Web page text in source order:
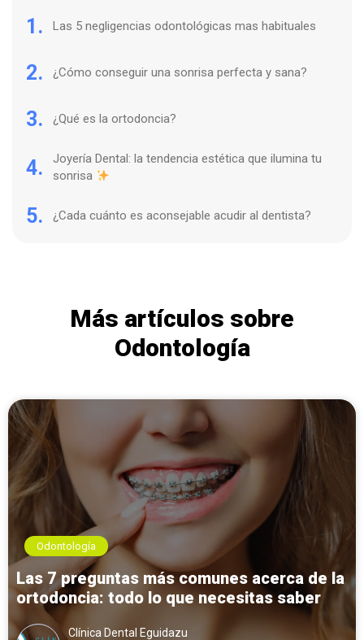
1. Las 5 negligencias odontológicas mas habituales
2. ¿Cómo conseguir una sonrisa perfecta y sana?
3. ¿Qué es la ortodoncia?
4.
Joyería Dental: la tendencia estética que ilumina tu
sonrisa
5. ¿Cada cuánto es aconsejable acudir al dentista?
Más artículos sobre
Odontología
Odontología
Las 7 preguntas más comunes acerca de la
ortodoncia: todo lo que necesitas saber
Clínica Dental Eguidazu